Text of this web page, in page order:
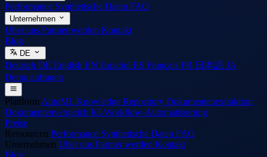
Performance Synthetische Daten FAQ
Unternehmen
Uber uns Partner werden Kontakt
Blog
DE
Deutsch DE English EN Español ES Français FR 日本語 JA
Demo anfragen
Plattform AutoML Knowledge Repository Dokumentenextraktion
Dokumentenvergleich KI-Workflow-Automatisierung
Preise
Ressourcen Performance Synthetische Daten FAQ
Unternehmen Uber uns Partner werden Kontakt
Blog